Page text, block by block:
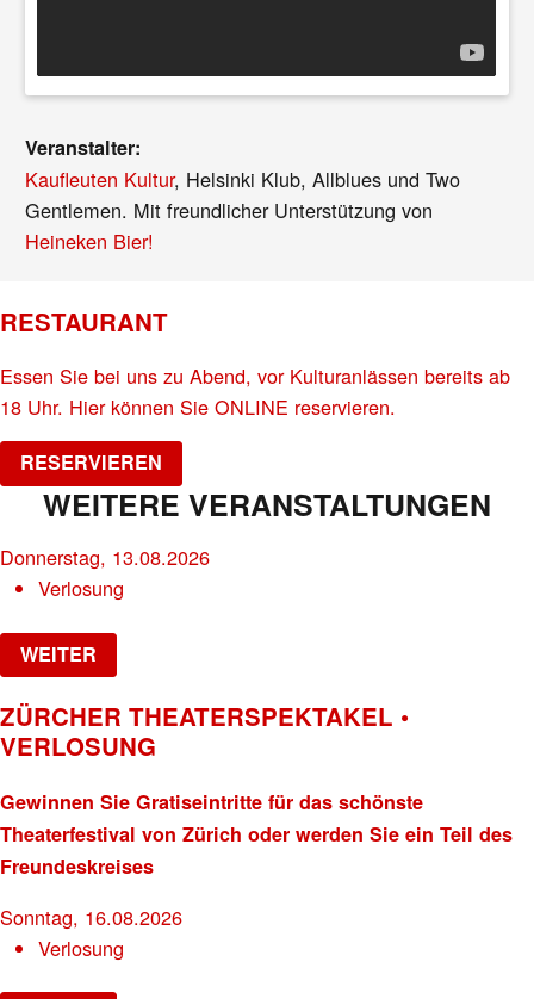
Veranstalter:
Kaufleuten Kultur, Helsinki Klub, Allblues und Two
Gentlemen. Mit freundlicher Unterstützung von
Heineken Bier!
RESTAURANT
Essen Sie bei uns zu Abend, vor Kulturanlässen bereits ab
18 Uhr. Hier können Sie ONLINE reservieren.
RESERVIEREN
WEITERE VERANSTALTUNGEN
Donnerstag, 13.08.2026
Verlosung
WEITER
ZÜRCHER THEATERSPEKTAKEL •
VERLOSUNG
Gewinnen Sie Gratiseintritte für das schönste
Theaterfestival von Zürich oder werden Sie ein Teil des
Freundeskreises
Sonntag, 16.08.2026
Verlosung